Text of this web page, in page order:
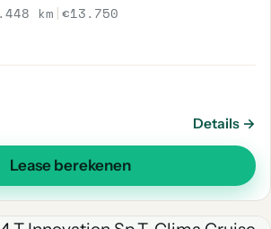
km |€13.750
Details →
Lease berekenen